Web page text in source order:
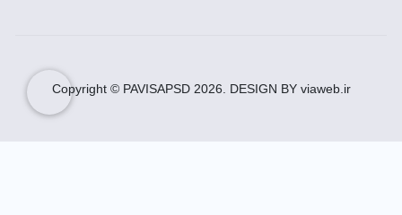
Copyright © PAVISAPSD 2026 . DESIGN BY viaweb.ir